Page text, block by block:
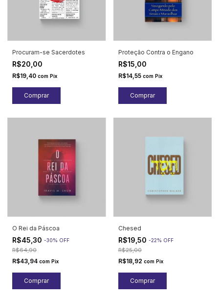
Procuram-se Sacerdotes
R$20,00
R$19,40 com Pix
Proteção Contra o Engano
R$15,00
R$14,55 com Pix
O Rei da Páscoa
R$45,30 -30% OFF
R$64,90
R$43,94 com Pix
Chesed
R$19,50 -22% OFF
R$25,00
R$18,92 com Pix